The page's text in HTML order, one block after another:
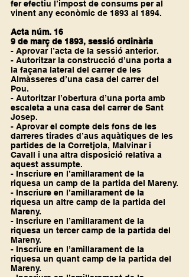
fer efectiu l’impost de consums per al
vinent any econòmic de 1893 al 1894.
Acta núm. 16
9 de març de 1893, sessió ordinària
- Aprovar l’acta de la sessió anterior.
- Autoritzar la construcció d’una porta a
la façana lateral del carrer de les
Almàsseres d’una casa del carrer del
Pou.
- Autoritzar l’obertura d’una porta amb
escaleta a una casa del carrer de Sant
Josep.
- Aprovar el compte dels fons de les
darreres tirades d’aus aquàtiques de les
partides de la Corretjola, Malvinar i
Cavall i una altra disposició relativa a
aquest assumpte.
- Inscriure en l’amillarament de la
riquesa un camp de la partida del Mareny.
- Inscriure en l’amillarament de la
riquesa un altre camp de la partida del
Mareny.
- Inscriure en l’amillarament de la
riquesa un tercer camp de la partida del
Mareny.
- Inscriure en l’amillarament de la
riquesa un quant camp de la partida del
Mareny.